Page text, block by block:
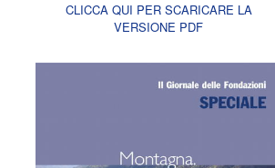
CLICCA QUI PER SCARICARE LA
VERSIONE PDF